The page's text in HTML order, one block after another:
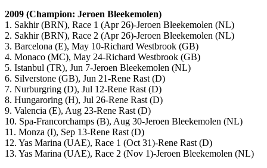
2009 (Champion: Jeroen Bleekemolen)
1. Sakhir (BRN), Race 1 (Apr 26)-Jeroen Bleekemolen (NL)
2. Sakhir (BRN), Race 2 (Apr 26)-Jeroen Bleekemolen (NL)
3. Barcelona (E), May 10-Richard Westbrook (GB)
4. Monaco (MC), May 24-Richard Westbrook (GB)
5. Istanbul (TR), Jun 7-Jeroen Bleekemolen (NL)
6. Silverstone (GB), Jun 21-Rene Rast (D)
7. Nurburgring (D), Jul 12-Rene Rast (D)
8. Hungaroring (H), Jul 26-Rene Rast (D)
9. Valencia (E), Aug 23-Rene Rast (D)
10. Spa-Francorchamps (B), Aug 30-Jeroen Bleekemolen (NL)
11. Monza (I), Sep 13-Rene Rast (D)
12. Yas Marina (UAE), Race 1 (Oct 31)-Rene Rast (D)
13. Yas Marina (UAE), Race 2 (Nov 1)-Jeroen Bleekemolen (NL)